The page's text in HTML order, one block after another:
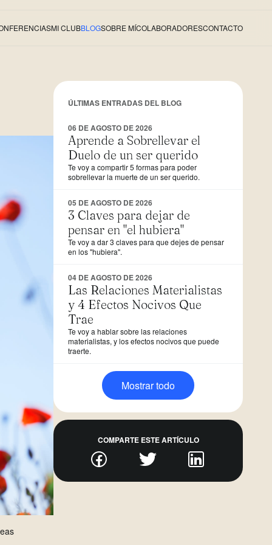
MI CLUBBLOGSOBRE MÍCOLABORADORESCONTACTO
ÚLTIMAS ENTRADAS DEL BLOG
06 DE AGOSTO DE 2026
Aprende a Sobrellevar el
Duelo de un ser querido
Te voy a compartir 5 formas para poder
sobrellevar la muerte de un ser querido.
05 DE AGOSTO DE 2026
3 Claves para dejar de
pensar en "el hubiera"
Te voy a dar 3 claves para que dejes de pensar
en los "hubiera".
04 DE AGOSTO DE 2026
Las Relaciones Materialistas
y 4 Efectos Nocivos Que
Trae
Te voy a hablar sobre las relaciones
materialistas, y los efectos nocivos que puede
traerte.
Mostrar todo
COMPARTE ESTE ARTÍCULO